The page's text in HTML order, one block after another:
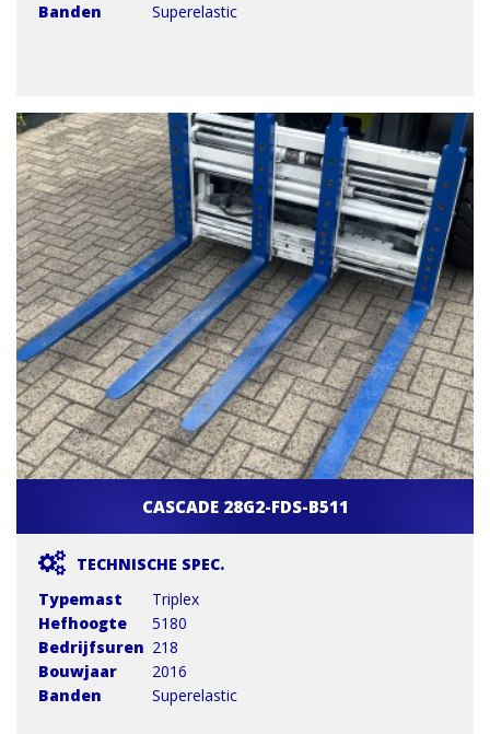
Banden
Superelastic
CASCADE 28G2-FDS-B511
TECHNISCHE SPEC.
Typemast
Triplex
Hefhoogte
5180
Bedrijfsuren 218
Bouwjaar
2016
Banden
Superelastic